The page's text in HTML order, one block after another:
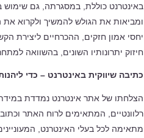
באינטרנט כוללת, במסגרתה, גם
ומביאות את הגולש להמשיך ולקרוא את
יחסי אמון חזקים, ההכרחיים ליצירת
חיזוק יתרונותיו השונים, בהשוואה
כתיבה שיווקית באינטרנט – כדי
הצלחתו של אתר אינטרנט נמדדת במידת
רלוונטיים, המתאימים לרוח האתר
מתאימה לכל בעלי האינטרנט,